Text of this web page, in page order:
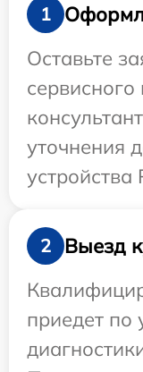
1
Оставьте
уточнения
устройства
2
Выезд
приедет по